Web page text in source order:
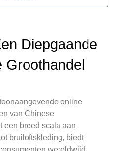
Diepgaande
online
van Chinese
een breed scala aan
bruiloftskleding, biedt